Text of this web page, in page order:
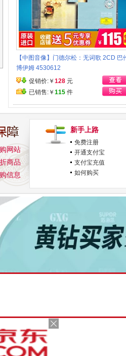
【中图音像】门德尔松：无词歌 2CD 巴
博伊姆 4530612
促销价:￥ 128 元
已销售:￥ 115 件
网站
商品
信息
新手上路
免费注册
开通支付宝
支付宝充值
如何购买